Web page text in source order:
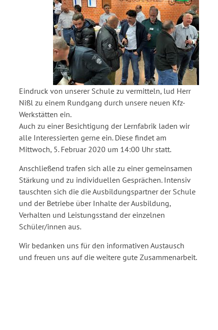
Eindruck von unserer Schule zu vermitteln, lud Herr
Nißl zu einem Rundgang durch unsere neuen Kfz-
Werkstätten ein.
Auch zu einer Besichtigung der Lernfabrik laden wir
alle Interessierten gerne ein. Diese findet am
Mittwoch, 5. Februar 2020 um 14:00 Uhr statt.
Anschließend trafen sich alle zu einer gemeinsamen
Stärkung und zu individuellen Gesprächen. Intensiv
tauschten sich die die Ausbildungspartner der Schule
und der Betriebe über Inhalte der Ausbildung,
Verhalten und Leistungsstand der einzelnen
Schüler/innen aus.
Wir bedanken uns für den informativen Austausch
und freuen uns auf die weitere gute Zusammenarbeit.